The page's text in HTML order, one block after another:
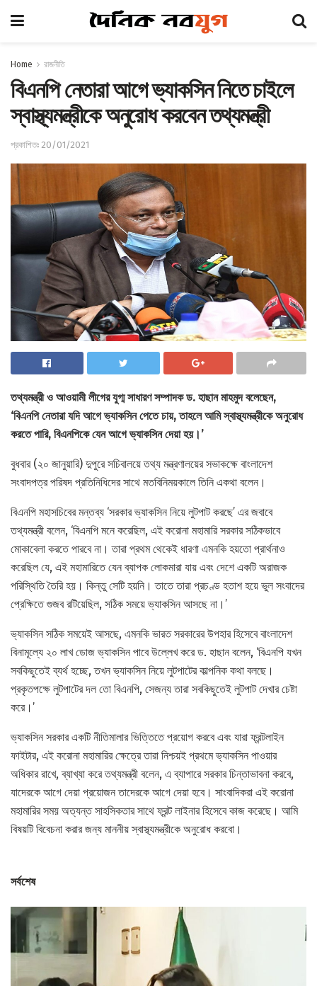
Home রাজনীতি
বিএনপি নেতারা আগে ভ্যাকসিন নিতে চাইলে
স্বাস্থ্যমন্ত্রীকে অনুরোধ করবেন তথ্যমন্ত্রী
প্রকাশিতঃ 20/01/2021
তথ্যমন্ত্রী ও আওয়ামী লীগের যুগ্ম সাধারণ সম্পাদক ড. হাছান মাহমুদ বলেছেন,
‘বিএনপি নেতারা যদি আগে ভ্যাকসিন পেতে চায়, তাহলে আমি স্বাস্থ্যমন্ত্রীকে অনুরোধ
করতে পারি, বিএনপিকে যেন আগে ভ্যাকসিন দেয়া হয়।’
বুধবার (২০ জানুয়ারি) দুপুরে সচিবালয়ে তথ্য মন্ত্রণালয়ের সভাকক্ষে বাংলাদেশ
সংবাদপত্র পরিষদ প্রতিনিধিদের সাথে মতবিনিময়কালে তিনি একথা বলেন।
বিএনপি মহাসচিবের মন্তব্য ‘সরকার ভ্যাকসিন নিয়ে লুটপাট করছে’ এর জবাবে
তথ্যমন্ত্রী বলেন, ‘বিএনপি মনে করেছিল, এই করোনা মহামারি সরকার সঠিকভাবে
মোকাবেলা করতে পারবে না। তারা প্রথম থেকেই ধারণা এমনকি হয়তো প্রার্থনাও
করেছিল যে, এই মহামারিতে যেন ব্যাপক লোকমারা যায় এবং দেশে একটি অরাজক
পরিস্থিতি তৈরি হয়। কিন্তু সেটি হয়নি। তাতে তারা প্রচণ্ড হতাশ হয়ে ভুল সংবাদের
প্রেক্ষিতে গুজব রটিয়েছিল, সঠিক সময়ে ভ্যাকসিন আসছে না।’
ভ্যাকসিন সঠিক সময়েই আসছে, এমনকি ভারত সরকারের উপহার হিসেবে বাংলাদেশ
বিনামূল্যে ২০ লাখ ডোজ ভ্যাকসিন পাবে উল্লেখ করে ড. হাছান বলেন, ‘বিএনপি যখন
সবকিছুতেই ব্যর্থ হচ্ছে, তখন ভ্যাকসিন নিয়ে লুটপাটের কাল্পনিক কথা বলছে।
প্রকৃতপক্ষে লুটপাটের দল তো বিএনপি, সেজন্য তারা সবকিছুতেই লুটপাট দেখার চেষ্টা
করে।’
ভ্যাকসিন সরকার একটি নীতিমালার ভিত্তিতে প্রয়োগ করবে এবং যারা ফ্রন্টলাইন
ফাইটার, এই করোনা মহামারির ক্ষেত্রে তারা নিশ্চয়ই প্রথমে ভ্যাকসিন পাওয়ার
অধিকার রাখে, ব্যাখ্যা করে তথ্যমন্ত্রী বলেন, এ ব্যাপারে সরকার চিন্তাভাবনা করবে,
যাদেরকে আগে দেয়া প্রয়োজন তাদেরকে আগে দেয়া হবে। সাংবাদিকরা এই করোনা
মহামারির সময় অত্যন্ত সাহসিকতার সাথে ফ্রন্ট লাইনার হিসেবে কাজ করেছে। আমি
বিষয়টি বিবেচনা করার জন্য মাননীয় স্বাস্থ্যমন্ত্রীকে অনুরোধ করবো।
সর্বশেষ